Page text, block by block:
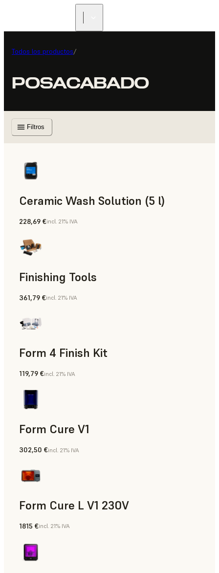
Todos los productos/
POSACABADO
Filtros
Ceramic Wash Solution (5 l)
228,69 €incl. 21% IVA
Finishing Tools
361,79 €incl. 21% IVA
Form 4 Finish Kit
119,79 €incl. 21% IVA
Form Cure V1
302,50 €incl. 21% IVA
Form Cure L V1 230V
1815 €incl. 21% IVA